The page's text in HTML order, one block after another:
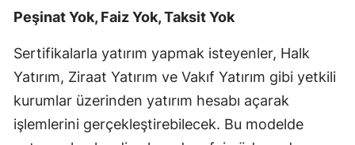
Muş
Nevşehir
Niğde
Peşinat Yok, Faiz Yok, Taksit Yok
Sertifikalarla yatırım yapmak isteyenler, Halk
Yatırım, Ziraat Yatırım ve Vakıf Yatırım gibi yetkili
kurumlar üzerinden yatırım hesabı açarak
işlemlerini gerçekleştirebilecek. Bu modelde